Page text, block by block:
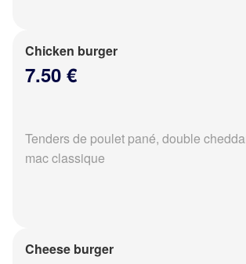
Chicken burger
7.50 €
Tenders de poulet pané, double
mac classique
Cheese burger